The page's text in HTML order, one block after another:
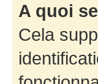
A quoi
Cela